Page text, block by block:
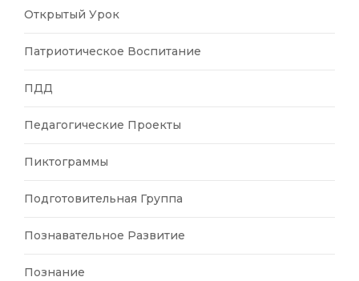
Открытый Урок
Патриотическое Воспитание
ПДД
Педагогические Проекты
Пиктограммы
Подготовительная Группа
Познавательное Развитие
Познание